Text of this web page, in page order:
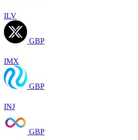
ILV
GBP
IMX
GBP
INJ
GBP